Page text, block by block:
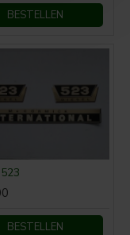
BESTELLEN
BESTELLEN